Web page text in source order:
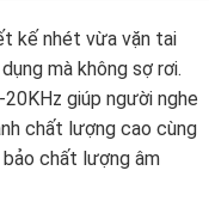
kế nhét vừa vặn tai
mà không sợ rơi.
giúp người nghe
chất lượng cao cùng
chất lượng âm